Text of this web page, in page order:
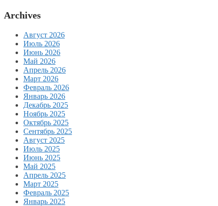
Archives
Август 2026
Июль 2026
Июнь 2026
Май 2026
Апрель 2026
Март 2026
Февраль 2026
Январь 2026
Декабрь 2025
Ноябрь 2025
Октябрь 2025
Сентябрь 2025
Август 2025
Июль 2025
Июнь 2025
Май 2025
Апрель 2025
Март 2025
Февраль 2025
Январь 2025